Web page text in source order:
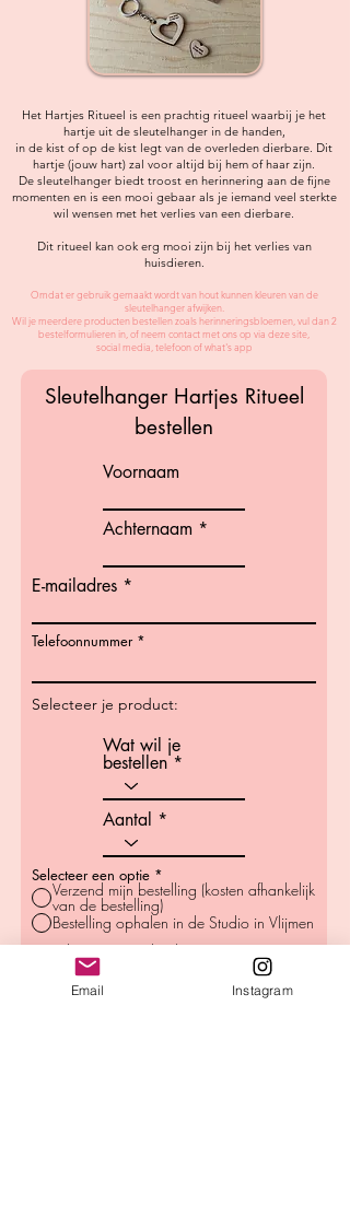
Het Hartjes Ritueel is een prachtig ritueel waarbij je het
hartje uit de sleutelhanger in de handen,
in de kist of op de kist legt van de overleden dierbare.​ Dit
hartje (jouw hart) zal voor altijd bij hem of haar zijn.
De sleutelhanger biedt troost en herinnering aan de fijne
momenten en is een mooi gebaar als je iemand veel sterkte
wil wensen met het verlies van een dierbare.
Dit ritueel kan ook erg mooi zijn bij het verlies van
huisdieren.
Omdat er gebruik gemaakt wordt van hout kunnen kleuren van de
sleutelhanger afwijken.
Wil je meerdere producten bestellen zoals herinneringsbloemen, vul dan 2
bestelformulieren in, of neem contact met ons op via deze site,
social media, telefoon of what's app
Sleutelhanger Hartjes Ritueel
bestellen
Voornaam
Achternaam
E-mailadres
Telefoonnummer
Selecteer je product:
Wat wil je
bestellen
Aantal
Selecteer een optie *
Verzend mijn bestelling (kosten afhankelijk
van de bestelling)
Bestelling ophalen in de Studio in Vlijmen
Ik accepteer de algemene
voorwaarden
Email Instagram